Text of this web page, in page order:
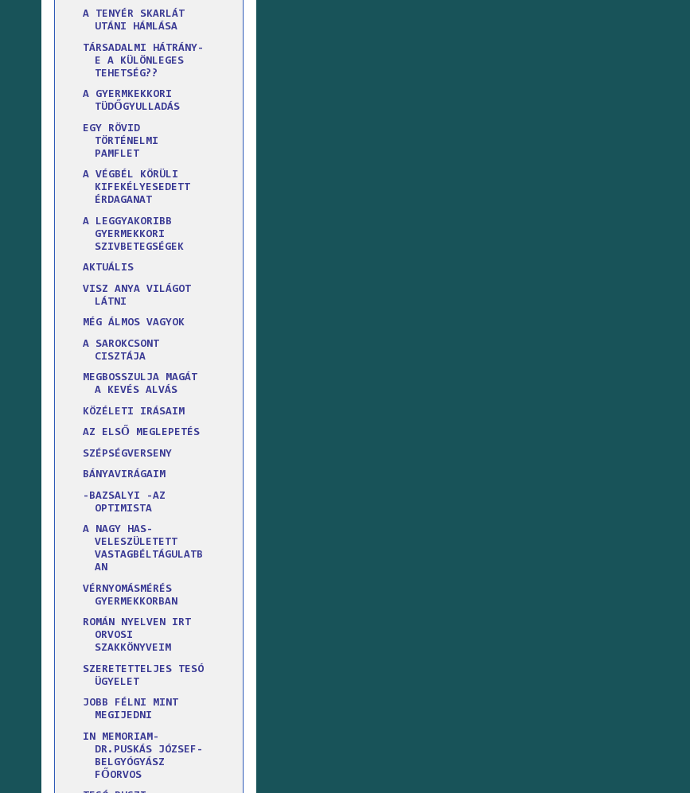
A TENYÉR SKARLÁT
UTÁNI HÁMLÁSA
TÁRSADALMI HÁTRÁNY-
E A KÜLÖNLEGES
TEHETSÉG??
A GYERMKEKKORI
TÜDŐGYULLADÁS
EGY RÖVID
TÖRTÉNELMI
PAMFLET
A VÉGBÉL KÖRÜLI
KIFEKÉLYESEDETT
ÉRDAGANAT
A LEGGYAKORIBB
GYERMEKKORI
SZIVBETEGSÉGEK
AKTUÁLIS
VISZ ANYA VILÁGOT
LÁTNI
MÉG ÁLMOS VAGYOK
A SAROKCSONT
CISZTÁJA
MEGBOSSZULJA MAGÁT
A KEVÉS ALVÁS
KÖZÉLETI IRÁSAIM
AZ ELSŐ MEGLEPETÉS
SZÉPSÉGVERSENY
BÁNYAVIRÁGAIM
-BAZSALYI -AZ
OPTIMISTA
A NAGY HAS-
VELESZÜLETETT
VASTAGBÉLTÁGULATB
AN
VÉRNYOMÁSMÉRÉS
GYERMEKKORBAN
ROMÁN NYELVEN IRT
ORVOSI
SZAKKÖNYVEIM
SZERETETTELJES TESÓ
ÜGYELET
JOBB FÉLNI MINT
MEGIJEDNI
IN MEMORIAM-
DR.PUSKÁS JÓZSEF-
BELGYÓGYÁSZ
FŐORVOS